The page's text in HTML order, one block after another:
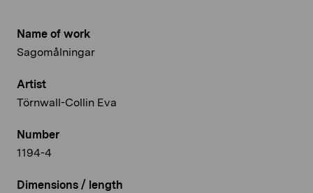
Name of work
Sagomålningar
Artist
Törnwall-Collin Eva
Number
1194-4
Dimensions / length